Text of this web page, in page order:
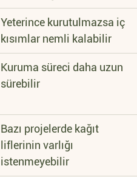
Yeterince kurutulmazsa iç
kısımlar nemli kalabilir
Kuruma süreci daha uzun
sürebilir
Bazı projelerde kağıt
liflerinin varlığı
istenmeyebilir